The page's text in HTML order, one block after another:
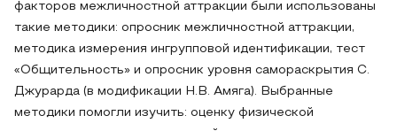
факторов межличностной аттракции были использованы
такие методики: опросник межличностной аттракции,
методика измерения ингрупповой идентификации, тест
«Общительность» и опросник уровня самораскрытия С.
Джурарда (в модификации Н.В. Амяга). Выбранные
методики помогли изучить: оценку физической